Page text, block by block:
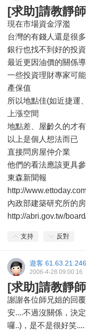
[求助]請教靜
現在市場資金浮濫
台灣的有錢人還是很多
銀行也找不到好的投
最近更因油價的關係
一些投資理財專家可
產保值
所以地點佳(如近捷運
上漲空間
地點差、屋齡久的才
以上是個人想法而已
直接問房屋仲介業
他們的看法應該更具
東森新聞報
http://
內政部建築研究所的
http://abri.gov.tw/
支持 反對
遊客
2006-4-28 09:00:16
[求助]請教靜
謝謝各位師兄姐的回
安....不過沒關係，決
囉..)，是不是很好笑....